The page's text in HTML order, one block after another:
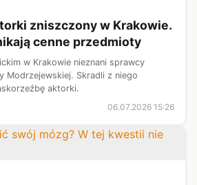
zniszczony w Krakowie.
cenne przedmioty
w Krakowie nieznani sprawcy
Modrzejewskiej. Skradli z niego
aktorki.
06.07.2026 15:26